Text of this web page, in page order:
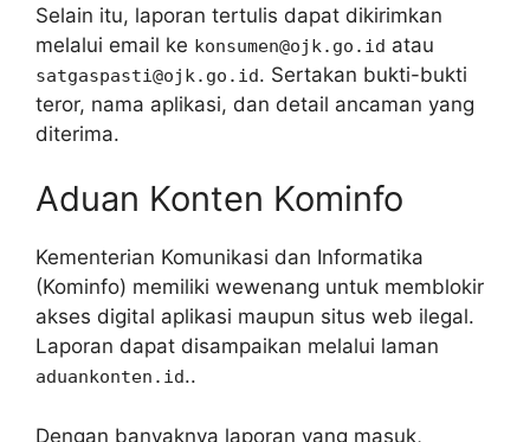
Selain itu, laporan tertulis dapat dikirimkan
melalui email ke konsumen@ojk.go.id atau
satgaspasti@ojk.go.id. Sertakan bukti-bukti
teror, nama aplikasi, dan detail ancaman yang
diterima.
Aduan Konten Kominfo
Kementerian Komunikasi dan Informatika
(Kominfo) memiliki wewenang untuk memblokir
akses digital aplikasi maupun situs web ilegal.
Laporan dapat disampaikan melalui laman
aduankonten.id..
Dengan banyaknya laporan yang masuk,